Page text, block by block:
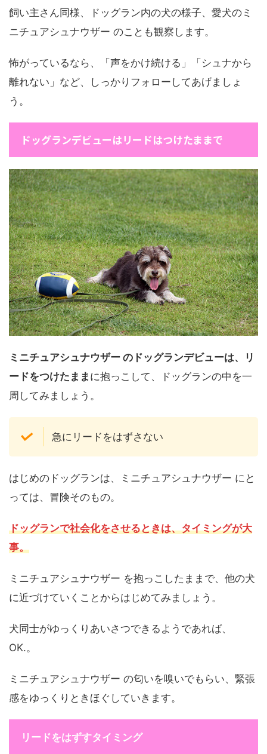
飼い主さん同様、ドッグラン内の犬の様子、愛犬のミ
ニチュアシュナウザー のことも観察します。
怖がっているなら、「声をかけ続ける」「シュナから
離れない」など、しっかりフォローしてあげましょ
う。
ドッグランデビューはリードはつけたままで
ミニチュアシュナウザー のドッグランデビューは、リ
ードをつけたまま に抱っこして、ドッグランの中を一
周してみましょう。
急にリードをはずさない
はじめのドッグランは、ミニチュアシュナウザー にと
っては、冒険そのもの。
ドッグランで社会化をさせるときは、タイミングが大
事。
ミニチュアシュナウザー を抱っこしたままで、他の犬
に近づけていくことからはじめてみましょう。
犬同士がゆっくりあいさつできるようであれば、
OK.。
ミニチュアシュナウザー の匂いを嗅いでもらい、緊張
感をゆっくりときほぐしていきます。
リードをはずすタイミング